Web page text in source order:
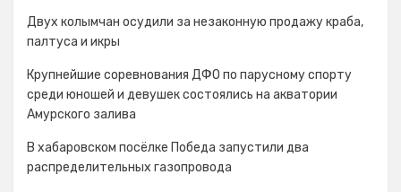
Двух колымчан осудили за незаконную продажу краба,
палтуса и икры
Крупнейшие соревнования ДФО по парусному спорту
среди юношей и девушек состоялись на акватории
Амурского залива
В хабаровском посёлке Победа запустили два
распределительных газопровода